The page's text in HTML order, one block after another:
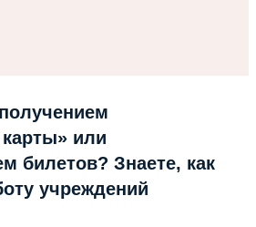
или
билетов? Знаете, как
учреждений